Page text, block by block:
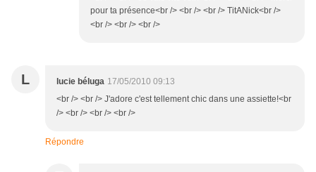
pour ta présence<br /> <br /> <br /> TitANick<br />
<br /> <br /> <br />
L lucie béluga 17/05/2010 09:13
<br /> <br /> J'adore c'est tellement chic dans une assiette!<br
/> <br /> <br /> <br />
Répondre